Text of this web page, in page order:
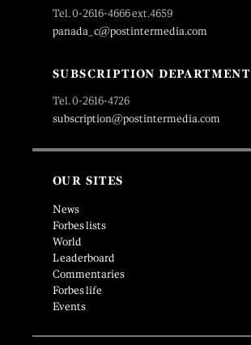
Tel. 0-2616-4666 ext.4659
panada_c@postintermedia.com
SUBSCRIPTION DEPARTMENT
Tel. 0-2616-4726
subscription@postintermedia.com
OUR SITES
News
Forbes lists
World
Leaderboard
Commentaries
Forbes life
Events